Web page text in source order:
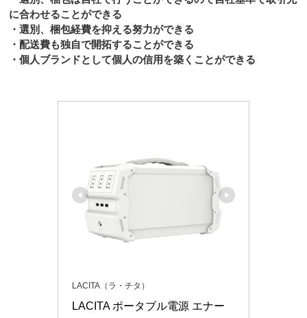
に合わせることができる
・選別、梱包経費を抑える努力ができる
・配送費も独自で開拓することができる
・個人ブランドとして個人の信用を築くことができる
LACITA（ラ・チタ）
LACITA ポータブル電源 エナー